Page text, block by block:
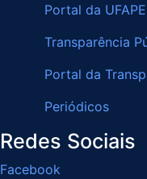
Portal da UFAPE
Transparência
Portal da
Periódicos
Redes Sociais
Facebook